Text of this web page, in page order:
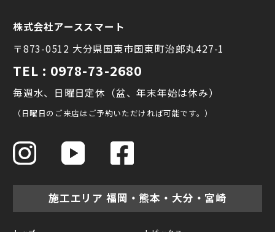
株式会社アーススマート
〒873-0512 大分県国東市国東町治郎丸427-1
TEL : 0978-73-2680
毎週水、日曜日定休（盆、年末年始は休み）
（日曜日のご来店はご予約いただければ可能です。）
施工エリア 福岡・熊本・大分・宮崎